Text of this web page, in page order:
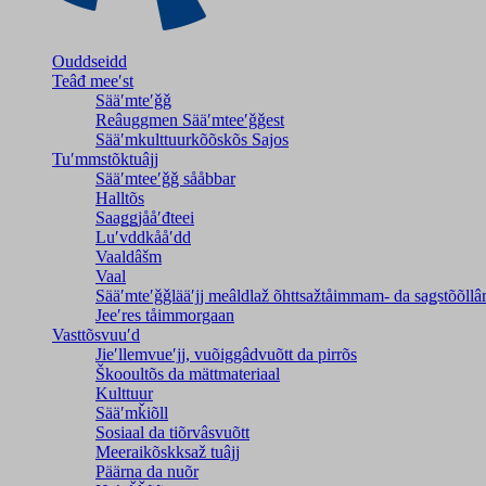
Ouddseidd
Teâđ meeʹst
Sääʹmteʹǧǧ
Reâuggmen Sääʹmteeʹǧǧest
Sääʹmkulttuurkõõskõs Sajos
Tuʹmmstõktuâjj
Sääʹmteeʹǧǧ sååbbar
Halltõs
Saaǥǥjååʹđteei
Luʹvddkååʹdd
Vaaldâšm
Vaal
Sääʹmteʹǧǧlääʹjj meâldlaž õhttsažtåimmam- da
Jeeʹres tåimmorgaan
Vasttõsvuuʹd
Jieʹllemvueʹjj, vuõiggâdvuõtt da pirrõs
Škooultõs da mättmateriaal
Kulttuur
Sääʹmǩiõll
Sosiaal da tiõrvâsvuõtt
Meeraikõskksaž tuâjj
Päärna da nuõr